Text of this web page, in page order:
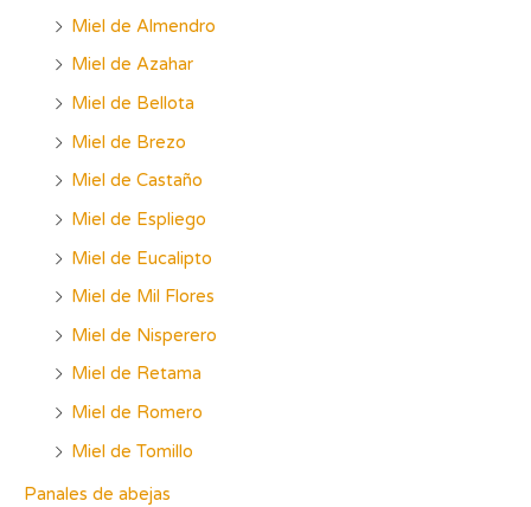
Miel de Almendro
Miel de Azahar
Miel de Bellota
Miel de Brezo
Miel de Castaño
Miel de Espliego
Miel de Eucalipto
Miel de Mil Flores
Miel de Nisperero
Miel de Retama
Miel de Romero
Miel de Tomillo
Panales de abejas